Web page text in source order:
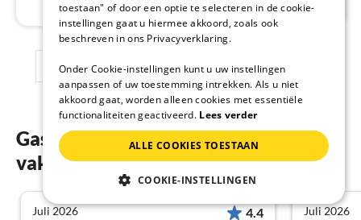
1 2 3
Gastenbeoordelingen van onze
vakantiewoningen in Torremolinos
Juli 2026 4.4 Juli 2026
toestaan" of door een optie te selecteren in de cookie-
instellingen gaat u hiermee akkoord, zoals ook
beschreven in ons Privacyverklaring.
Onder Cookie-instellingen kunt u uw instellingen
aanpassen of uw toestemming intrekken. Als u niet
akkoord gaat, worden alleen cookies met essentiële
functionaliteiten geactiveerd. Lees verder
ALLE COOKIES TOESTAAN
COOKIE-INSTELLINGEN